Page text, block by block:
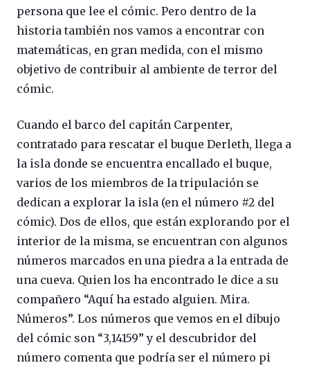
persona que lee el cómic. Pero dentro de la
historia también nos vamos a encontrar con
matemáticas, en gran medida, con el mismo
objetivo de contribuir al ambiente de terror del
cómic.
Cuando el barco del capitán Carpenter,
contratado para rescatar el buque Derleth, llega a
la isla donde se encuentra encallado el buque,
varios de los miembros de la tripulación se
dedican a explorar la isla (en el número #2 del
cómic). Dos de ellos, que están explorando por el
interior de la misma, se encuentran con algunos
números marcados en una piedra a la entrada de
una cueva. Quien los ha encontrado le dice a su
compañero “Aquí ha estado alguien. Mira.
Números”. Los números que vemos en el dibujo
del cómic son “3,14159” y el descubridor del
número comenta que podría ser el número pi